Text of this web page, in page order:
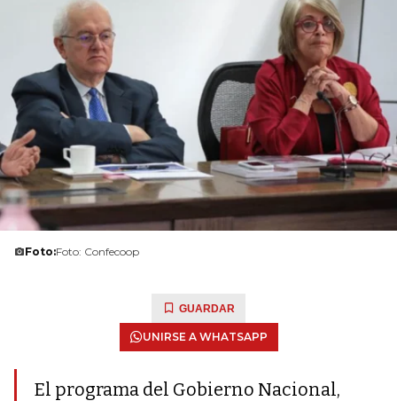
Foto:Foto: Confecoop
GUARDAR
UNIRSE A WHATSAPP
El programa del Gobierno Nacional,